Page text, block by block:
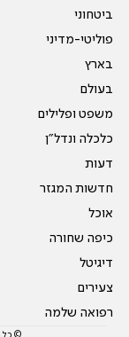
ביטחוני
פוליטי-מדיני
בארץ
בעולם
משפט ופלילים
כלכלה ונדל"ן
דעות
חדשות המגזר
אוכל
כיפה שחורה
דיגיטל
צעירים
רפואה שלמה
© כל